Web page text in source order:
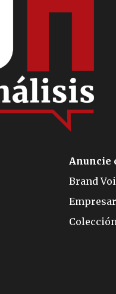
Anuncie
Brand